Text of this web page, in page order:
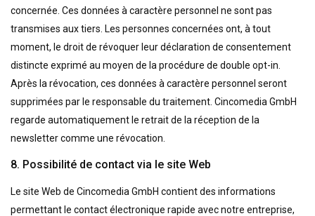
concernée. Ces données à caractère personnel ne sont pas
transmises aux tiers. Les personnes concernées ont, à tout
moment, le droit de révoquer leur déclaration de consentement
distincte exprimé au moyen de la procédure de double opt-in.
Après la révocation, ces données à caractère personnel seront
supprimées par le responsable du traitement. Cincomedia GmbH
regarde automatiquement le retrait de la réception de la
newsletter comme une révocation.
8. Possibilité de contact via le site Web
Le site Web de Cincomedia GmbH contient des informations
permettant le contact électronique rapide avec notre entreprise,